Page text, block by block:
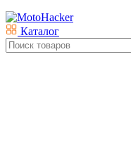
Каталог